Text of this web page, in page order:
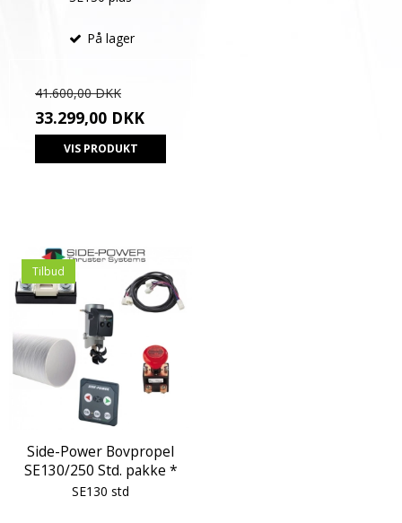
På lager
41.600,00 DKK
33.299,00 DKK
VIS PRODUKT
Tilbud
Side-Power Bovpropel
SE130/250 Std. pakke *
SE130 std